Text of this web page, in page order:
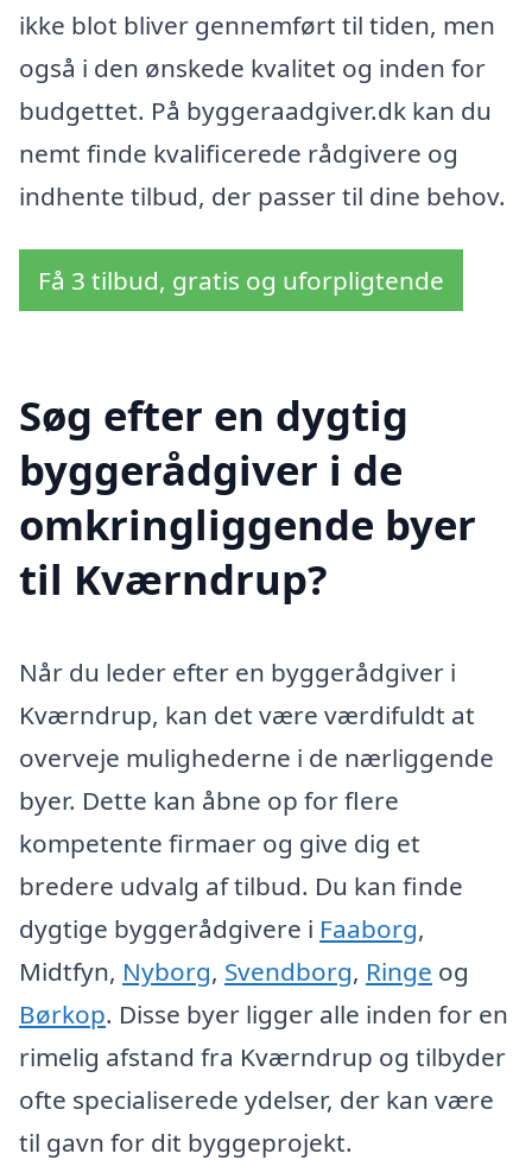
ikke blot bliver gennemført til tiden, men
også i den ønskede kvalitet og inden for
budgettet. På byggeraadgiver.dk kan du
nemt finde kvalificerede rådgivere og
indhente tilbud, der passer til dine behov.
Få 3 tilbud, gratis og uforpligtende
Søg efter en dygtig
byggerådgiver i de
omkringliggende byer
til Kværndrup?
Når du leder efter en byggerådgiver i
Kværndrup, kan det være værdifuldt at
overveje mulighederne i de nærliggende
byer. Dette kan åbne op for flere
kompetente firmaer og give dig et
bredere udvalg af tilbud. Du kan finde
dygtige byggerådgivere i Faaborg,
Midtfyn, Nyborg, Svendborg, Ringe og
Børkop. Disse byer ligger alle inden for en
rimelig afstand fra Kværndrup og tilbyder
ofte specialiserede ydelser, der kan være
til gavn for dit byggeprojekt.